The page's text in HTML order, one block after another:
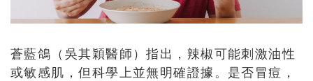
蒼藍鴿（吳其穎醫師）指出，辣椒可能刺激油性
或敏感肌，但科學上並無明確證據。是否冒痘，